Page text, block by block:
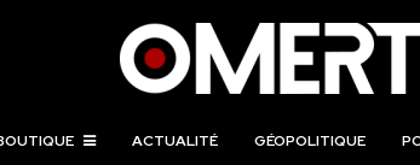
ACTUALITÉ GÉOPOLITIQUE